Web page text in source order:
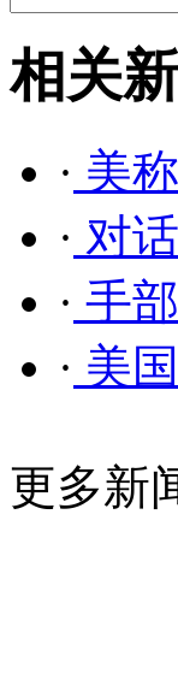
相关
· 美
· 对
· 手
· 美
更多新